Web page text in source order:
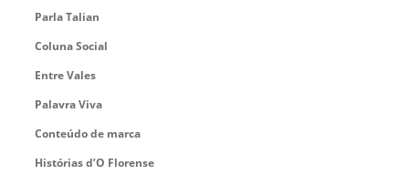
Parla Talian
Coluna Social
Entre Vales
Palavra Viva
Conteúdo de marca
Histórias d’O Florense